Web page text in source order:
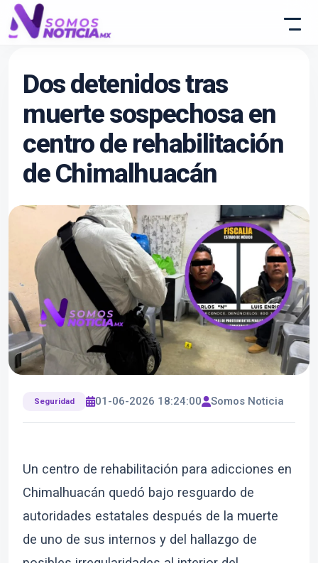
Dos detenidos tras
muerte sospechosa en
centro de rehabilitación
de Chimalhuacán
Seguridad 01-06-2026 18:24:00 Somos Noticia
Un centro de rehabilitación para adicciones en
Chimalhuacán quedó bajo resguardo de
autoridades estatales después de la muerte
de uno de sus internos y del hallazgo de